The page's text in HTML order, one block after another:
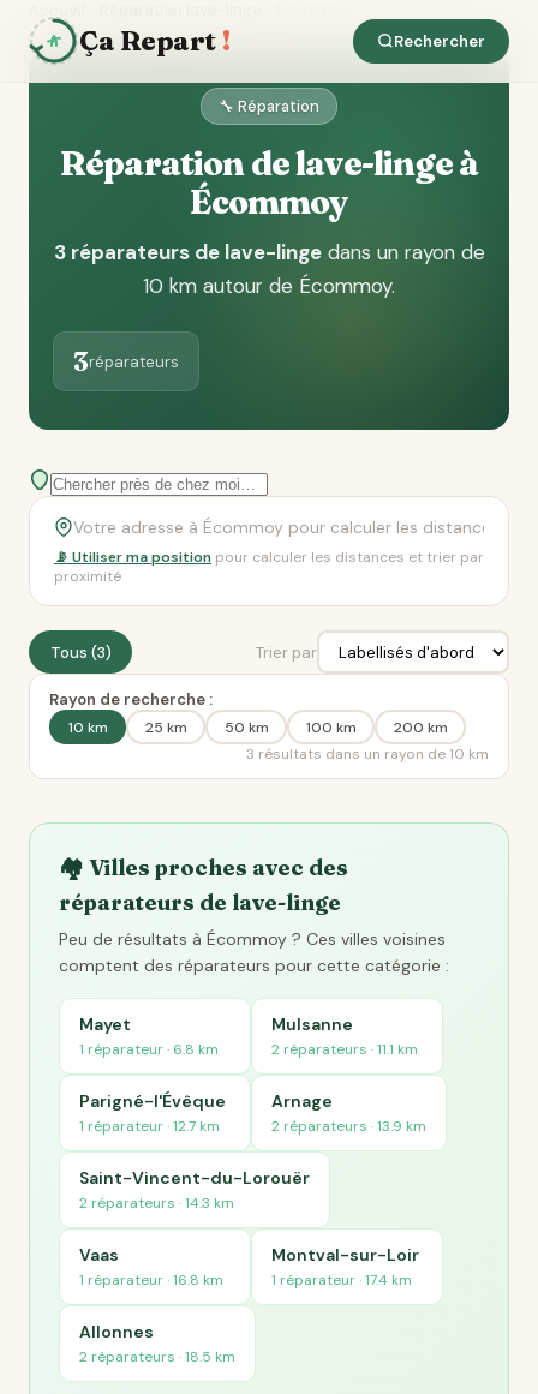
Ça Repart ! Rechercher
🔧 Réparation
Réparation de lave-linge à
Écommoy
3 réparateurs de lave-lingedans un rayon de
10 km autour de Écommoy.
3réparateurs
📡 Utiliser ma position pour calculer les distances et trier par
proximité
Tous (3) Trier par
Rayon de recherche :
10 km 25 km 50 km 100 km
200 km
3 résultats dans un rayon de 10 km
🏘️ Villes proches avec des
réparateurs de lave-linge
Peu de résultats à Écommoy ? Ces villes voisines
comptent des réparateurs pour cette catégorie :
Mayet
1 réparateur · 6.8 km
Mulsanne
2 réparateurs · 11.1 km
Parigné-l'Évêque
1 réparateur · 12.7 km
Arnage
2 réparateurs · 13.9 km
Saint-Vincent-du-Lorouër
2 réparateurs · 14.3 km
Vaas
1 réparateur · 16.8 km
Montval-sur-Loir
1 réparateur · 17.4 km
Allonnes
2 réparateurs · 18.5 km